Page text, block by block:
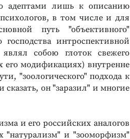
адептами лишь к описанию
в том числе и для
путь "объективного"
интроспективной
собою глоток свежего
его модификациях) внутренне
"зоологического" подхода к
он "заразил" и многие
и его российских аналогов
"натурализм" и "зооморфизм"